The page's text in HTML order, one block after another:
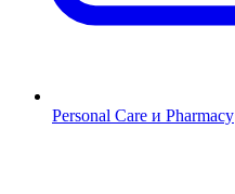
Personal Care и Pharmacy